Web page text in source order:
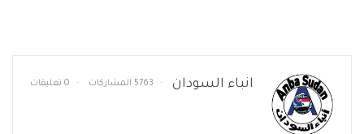
انباء السودان 5763 المشاركات 0 تعليقات